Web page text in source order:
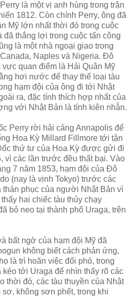
là một vị anh hùng trong trận
1812. Còn chính Perry, ông đã
Mỹ lớn nhất thời đó trong cuộc
đã thắng lợi trong cuộc tấn công
là một nhà ngoại giao trong
Naples và Nigeria. Đô
quan điểm là Hải Quân Mỹ
hơi nước để thay thế loại tàu
hạm đội của ông đi tới Nhật
ra, đặc tính thích hợp nhất của
với Nhật Bản là tính kiên nhẫn.
Perry rời hải cảng Annapolis để
Hoa Kỳ Millard Fillmore tới tận
thứ tư của Hoa Kỳ được gửi đi
vì các lần trước đều thất bại. Vào
7 năm 1853, hạm đội của Đô
(nay là vịnh Tokyo) trước các
thán phục của người Nhật Bản vì
hai chiếc tàu thủy chạy
bỏ neo tại thành phố Uraga, trên
bất ngờ của hạm đội Mỹ đã
không biết cách phản ứng,
là trì hoãn việc đối phó, trong
kéo tới Uraga để nhìn thấy rõ các
thời đó, các tàu thuyền của Nhật
sơ, không sơn phết, trong khi